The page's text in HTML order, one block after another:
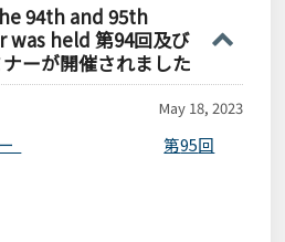
94th and 95th
was held 第94回及び
ーが開催されました
May 18, 2023
第95回
Research
Symposium